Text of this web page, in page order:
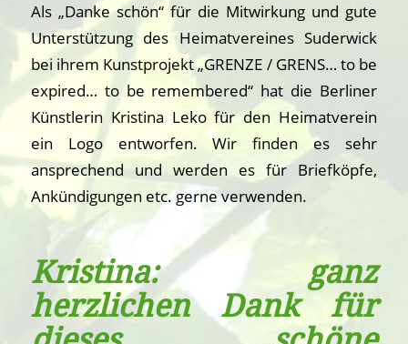
Als „Danke schön“ für die Mitwirkung und gute
Unterstützung des Heimatvereines Suderwick
bei ihrem Kunstprojekt „GRENZE / GRENS… to be
expired… to be remembered“ hat die Berliner
Künstlerin Kristina Leko für den Heimatverein
ein Logo entworfen. Wir finden es sehr
ansprechend und werden es für Briefköpfe,
Ankündigungen etc. gerne verwenden.
Kristina: ganz
herzlichen Dank für